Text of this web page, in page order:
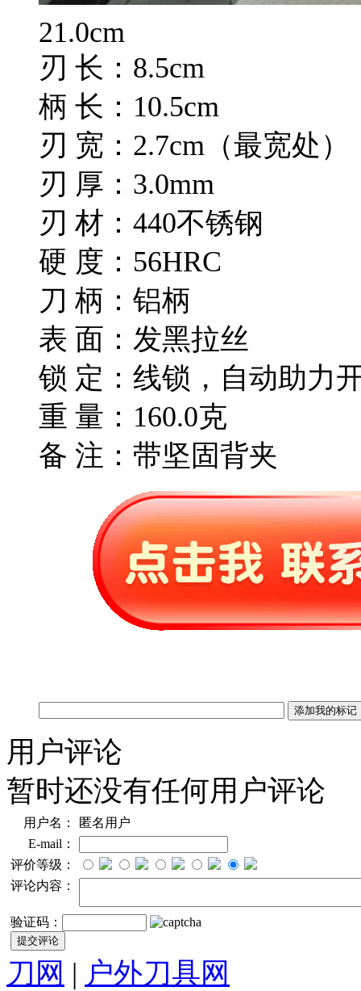
21.0cm
刃 长：8.5cm
柄 长：10.5cm
刃 宽：2.7cm（最宽处）
刃 厚：3.0mm
刃 材：440不锈钢
硬 度：56HRC
刀 柄：铝柄
表 面：发黑拉丝
锁 定：线锁，自动助力
重 量：160.0克
备 注：带坚固背夹
用户评论
暂时还没有任何用户评论
用户名：
匿名用户
E-mail：
评价等级：
评论内容：
验证码：
刀网 | 户外刀具网